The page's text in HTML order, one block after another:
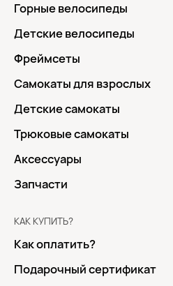
Горные велосипеды
Детские велосипеды
Фреймсеты
Самокаты для взрослых
Детские самокаты
Трюковые самокаты
Аксессуары
Запчасти
КАК КУПИТЬ?
Как оплатить?
Подарочный сертификат